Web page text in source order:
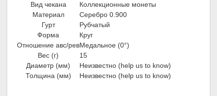
Вид чекана
Коллекционные монеты
Материал
Серебро 0.900
Гурт
Рубчатый
Форма
Круг
Отношение авс/ревМедальное (0°)
Вес (г)
15
Диаметр (мм)
Неизвестно (help us to know)
Толщина (мм)
Неизвестно (help us to know)